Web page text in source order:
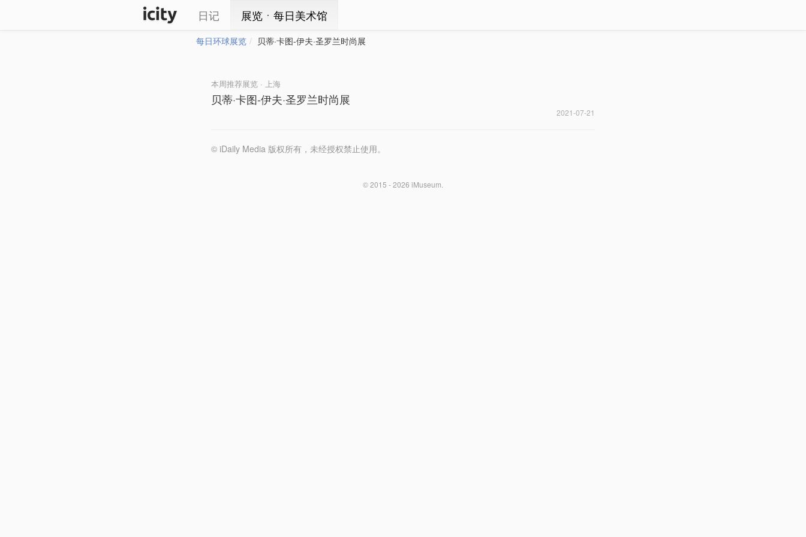
日记 展览ㆍ每日美术馆
每日环球展览 贝蒂·卡图-伊夫·圣罗兰时尚展
本周推荐展览 · 上海
贝蒂·卡图-伊夫·圣罗兰时尚展
2021-07-21
© iDaily Media 版权所有，未经授权禁止使用。
© 2015 - 2026 iMuseum